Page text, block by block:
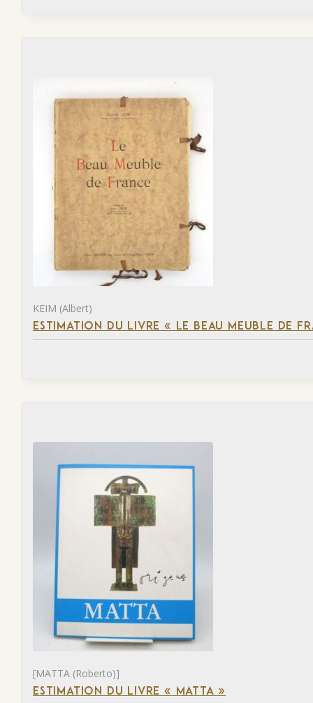
KEIM (Albert)
ESTIMATION DU LIVRE « LE BEAU MEUBLE DE
[MATTA (Roberto)]
ESTIMATION DU LIVRE « MATTA »